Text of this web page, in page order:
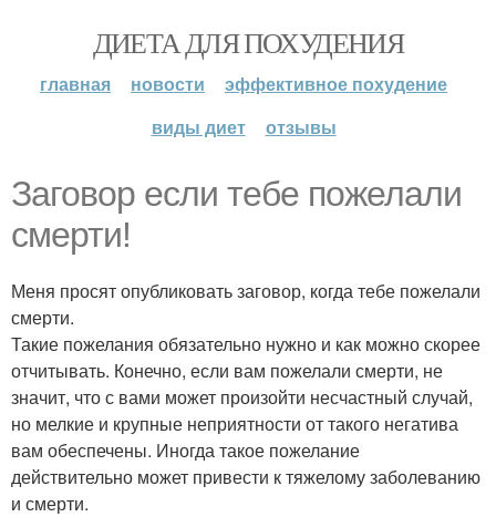
ДИЕТА ДЛЯ ПОХУДЕНИЯ
главная новости
эффективное похудение
виды диет
отзывы
Заговор если тебе пожелали
смерти!
Меня просят опубликовать заговор, когда тебе пожелали
смерти.
Такие пожелания обязательно нужно и как можно скорее
отчитывать. Конечно, если вам пожелали смерти, не
значит, что с вами может произойти несчастный случай,
но мелкие и крупные неприятности от такого негатива
вам обеспечены. Иногда такое пожелание
действительно может привести к тяжелому заболеванию
и смерти.